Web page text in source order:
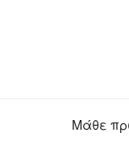
Μάθε